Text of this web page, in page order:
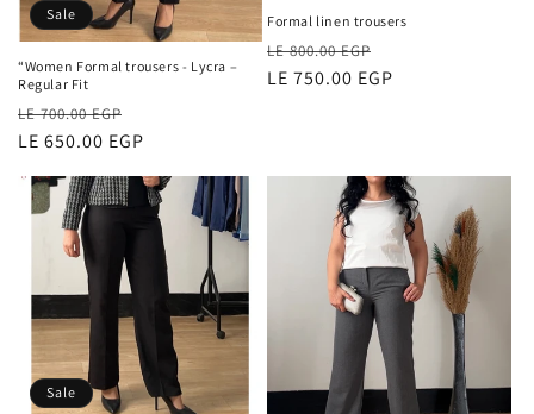
Sale
“Women Formal trousers - Lycra –
Regular Fit
Regular
price
LE 700.00 EGP
price
LE 650.00 EGP
Formal linen trousers
Regular
price
LE 800.00 EGP
price
LE 750.00 EGP
Sale